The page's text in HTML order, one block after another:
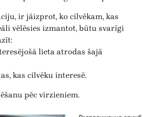
ir jāizprot, ko cilvēkam, kas
vēlēsies izmantot, būtu svarīgi
lieta atrodas šajā
kas cilvēku interesē.
pēc virzieniem.